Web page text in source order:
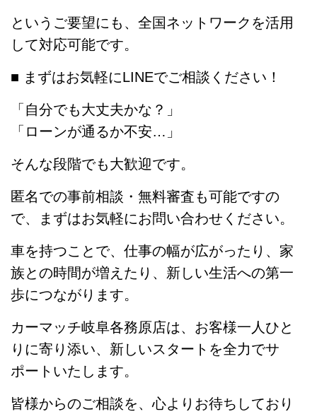
というご要望にも、全国ネットワークを活用
して対応可能です。
■ まずはお気軽にLINEでご相談ください！
「自分でも大丈夫かな？」
「ローンが通るか不安…」
そんな段階でも大歓迎です。
匿名での事前相談・無料審査も可能ですの
で、まずはお気軽にお問い合わせください。
車を持つことで、仕事の幅が広がったり、家
族との時間が増えたり、新しい生活への第一
歩につながります。
カーマッチ岐阜各務原店は、お客様一人ひと
りに寄り添い、新しいスタートを全力でサ
ポートいたします。
皆様からのご相談を、心よりお待ちしており